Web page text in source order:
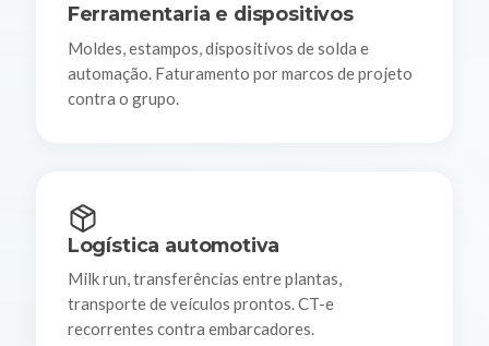
Ferramentaria e dispositivos
Moldes, estampos, dispositivos de solda e
automação. Faturamento por marcos de projeto
contra o grupo.
Logística automotiva
Milk run, transferências entre plantas,
transporte de veículos prontos. CT-e
recorrentes contra embarcadores.